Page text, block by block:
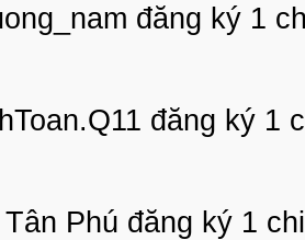
đăng ký 1
đăng ký 1
Phú đăng ký 1